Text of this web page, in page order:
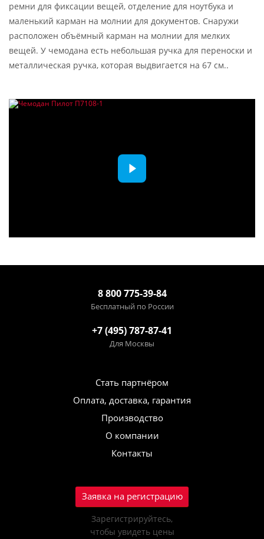
ремни для фиксации вещей, отделение для ноутбука и
маленький карман на молнии для документов. Снаружи
расположен объёмный карман на молнии для мелких
вещей. У чемодана есть небольшая ручка для переноски и
металлическая ручка, которая выдвигается на 67 см..
8 800 775-39-84
Бесплатный по России
+7 (495) 787-87-41
Для Москвы
Стать партнёром
Оплата, доставка, гарантия
Производство
О компании
Контакты
Заявка на регистрацию
Зарегистрируйтесь,
чтобы увидеть цены